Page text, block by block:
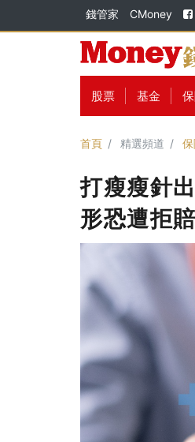
錢管家 CMoney
股票 基金
首頁 精選頻道
打瘦瘦針
形恐遭拒賠